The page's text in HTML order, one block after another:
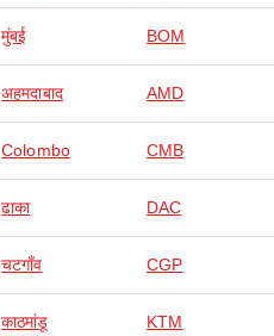
मुंबई BOM
अहमदाबाद AMD
Colombo CMB
ढाका DAC
चटगाँव CGP
काठमांडू KTM